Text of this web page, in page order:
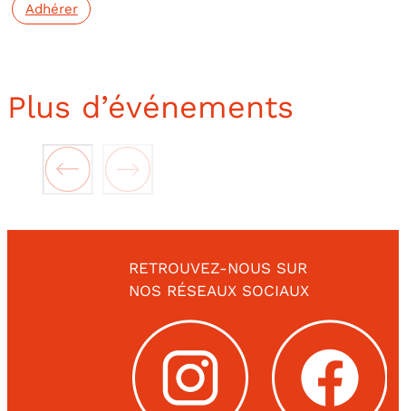
Adhérer
Plus d’événements
RETROUVEZ-NOUS SUR
NOS RÉSEAUX SOCIAUX